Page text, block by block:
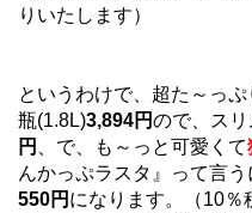
りいたします）
というわけで、超た～っ
瓶(1.8L)3,894円ので、ス
円
、で、も～っと可愛くて
んかっぷラスタ』って言
550円 になります。（10％